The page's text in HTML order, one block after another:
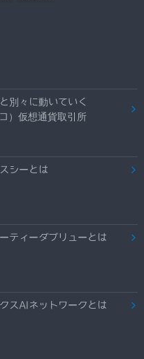
別々に動いていく
）仮想通貨取引所
シーとは
ティーダブリューとは
スAIネットワークとは